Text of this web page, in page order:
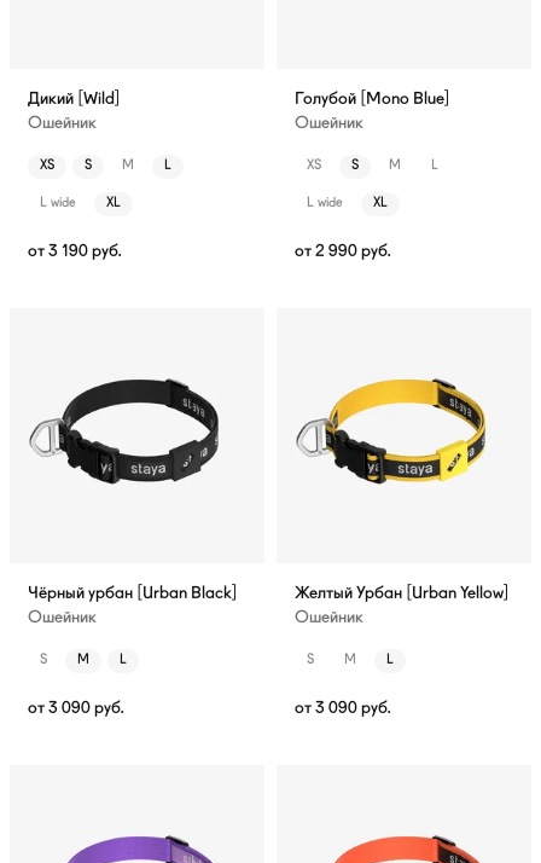
Дикий [Wild]
Ошейник
XS S M L
L wide XL
от 3 190 руб.
Голубой [Mono Blue]
Ошейник
XS S M L
L wide XL
от 2 990 руб.
Чёрный урбан [Urban Black]
Ошейник
S M L
от 3 090 руб.
Желтый Урбан [Urban Yellow]
Ошейник
S M L
от 3 090 руб.